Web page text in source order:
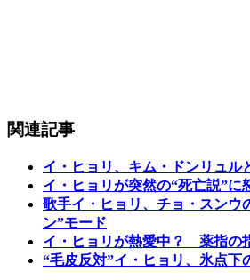
関連記事
イ・ヒョリ、キム・ドンリュ
イ・ヒョリが突然の“死亡説”に
歌手イ・ヒョリ、チョ・スンウ
ン”モード
イ・ヒョリが熱愛中？ 薬指の
“毛皮反対”イ・ヒョリ、氷点下